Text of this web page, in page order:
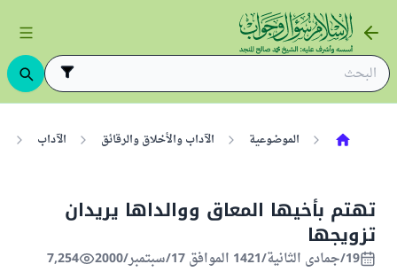
الموضوعية الآداب والأخلاق والرقائق الآداب
تهتم بأخيها المعاق ووالداها يريدان
تزويجها
19/جمادى الثانية/1421 الموافق 17/سبتمبر/2000 7,254